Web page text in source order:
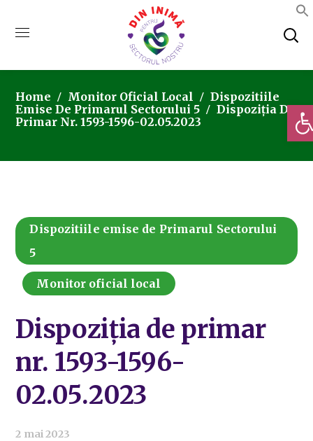
Home Monitor Oficial Local
Dispozitiile
Emise De Primarul Sectorului 5
Dispoziția De
Primar Nr. 1593-1596-02.05.2023
Dispozitiile emise de Primarul Sectorului
5
Monitor oficial local
Dispoziția de primar
nr. 1593-1596-
02.05.2023
2 mai 2023